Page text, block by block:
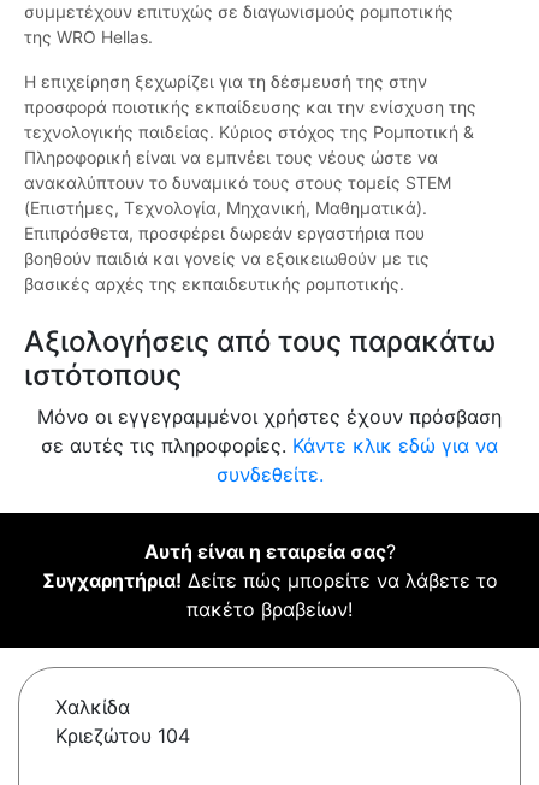
συμμετέχουν επιτυχώς σε διαγωνισμούς ρομποτικής
της WRO Hellas.
Η επιχείρηση ξεχωρίζει για τη δέσμευσή της στην
προσφορά ποιοτικής εκπαίδευσης και την ενίσχυση της
τεχνολογικής παιδείας. Κύριος στόχος της Ρομποτική &
Πληροφορική είναι να εμπνέει τους νέους ώστε να
ανακαλύπτουν το δυναμικό τους στους τομείς STEM
(Επιστήμες, Τεχνολογία, Μηχανική, Μαθηματικά).
Επιπρόσθετα, προσφέρει δωρεάν εργαστήρια που
βοηθούν παιδιά και γονείς να εξοικειωθούν με τις
βασικές αρχές της εκπαιδευτικής ρομποτικής.
Αξιολογήσεις από τους παρακάτω
ιστότοπους
Μόνο οι εγγεγραμμένοι χρήστες έχουν πρόσβαση
σε αυτές τις πληροφορίες. Κάντε κλικ εδώ για να
συνδεθείτε.
Αυτή είναι η εταιρεία σας?
Συγχαρητήρια! Δείτε πώς μπορείτε να λάβετε το
πακέτο βραβείων!
Χαλκίδα
Κριεζώτου 104